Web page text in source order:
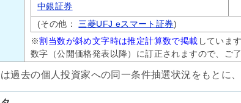
中銀証券
(その他： 三菱UFJ eスマート証券)
※割当数が斜め文字時は推定計算数で掲載 していま
数字（公開価格発表以降）に訂正されますので、ご了
過去の個人投資家への同一条件抽選状況をもとに